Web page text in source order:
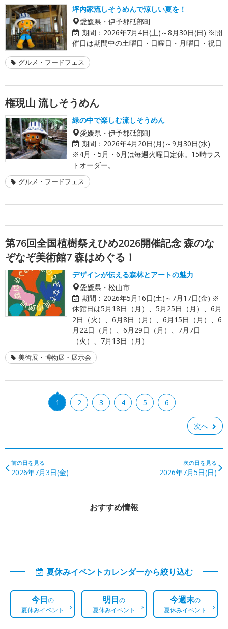
坪内家流しそうめんで涼しい夏を！
愛媛県・伊予郡砥部町
期間： 2026年7月4日(土)～8月30日(日) ※開
催日は期間中の土曜日・日曜日・月曜日・祝日
グルメ・フードフェス
権現山 流しそうめん
緑の中で楽しむ流しそうめん
愛媛県・伊予郡砥部町
期間： 2026年4月20日(月)～9月30日(水)
※4月・5月・6月は毎週火曜日定休。15時ラス
トオーダー。
グルメ・フードフェス
第76回全国植樹祭えひめ2026開催記念 森のな
ぞなぞ美術館7 森はめぐる！
デザインが伝える森林とアートの魅力
愛媛県・松山市
期間： 2026年5月16日(土)～7月17日(金) ※
休館日は5月18日（月）、5月25日（月）、6月
2日（火）、6月8日（月）、6月15日（月）、6
月22日（月）、6月29日（月）、7月7日
（火）、7月13日（月）
美術展・博物展・展示会
1 2 3 4 5 6
次へ
前の日を見る
2026年7月3日(金)
次の日を見る
2026年7月5日(日)
おすすめ情報
夏休みイベントカレンダーから絞り込む
今日の
夏休みイベント
明日の
夏休みイベント
今週末の
夏休みイベント